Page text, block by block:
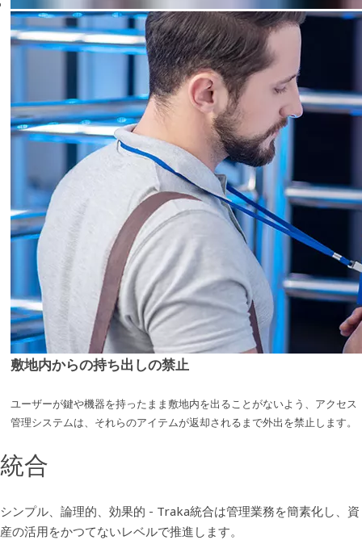
敷地内からの持ち出しの禁止
ユーザーが鍵や機器を持ったまま敷地内を出ることがないよう、アクセス
管理システムは、それらのアイテムが返却されるまで外出を禁止します。
統合
シンプル、論理的、効果的 - Traka統合は管理業務を簡素化し、資
産の活用をかつてないレベルで推進します。